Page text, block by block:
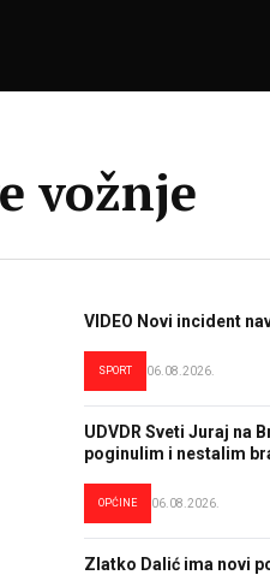
vožnje
VIDEO Novi incident
SPORT 06.08.2026.
UDVDR Sveti Juraj na
poginulim i nestalim
OPĆINE 06.08.2026.
Zlatko Dalić ima novi